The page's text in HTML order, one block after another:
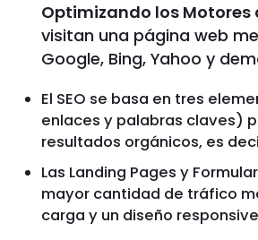
Optimizando los Motores
visitan una página web
Google, Bing, Yahoo y
El SEO se basa en tres
enlaces y palabras claves)
resultados orgánicos, es
Las Landing Pages y
mayor cantidad de tráfico
carga y un diseño